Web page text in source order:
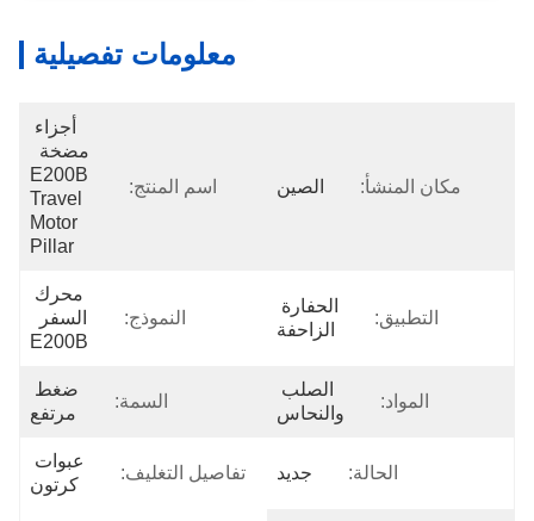
معلومات تفصيلية
مكان المنشأ: الصين اسم المنتج:
أجزاء
مضخة
E200B
Travel
Motor
Pillar
التطبيق:
الحفارة
الزاحفة
النموذج:
محرك
السفر
E200B
المواد:
الصلب
والنحاس
السمة:
ضغط
مرتفع
الحالة: جديد تفاصيل التغليف:
عبوات
كرتون